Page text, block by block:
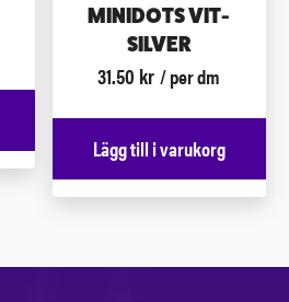
MINIDOTS VIT-
SILVER
31.50 kr / per dm
Lägg till i varukorg